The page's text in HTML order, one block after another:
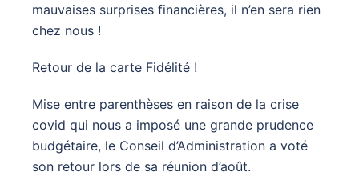
mauvaises surprises financières, il n’en sera rien
chez nous !
Retour de la carte Fidélité !
Mise entre parenthèses en raison de la crise
covid qui nous a imposé une grande prudence
budgétaire, le Conseil d’Administration a voté
son retour lors de sa réunion d’août.